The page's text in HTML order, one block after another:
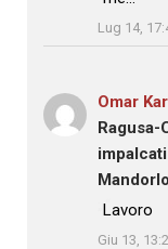
Lug 14,
Omar
Ragusa-
Mandorlo
: “Lavoro
Giu 13,